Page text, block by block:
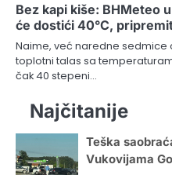
Bez kapi kiše: BHMeteo
će dostići 40°C,
Naime, već naredne sedmice
toplotni talas sa
čak 40 stepeni…
Najčitanije
Teška
Vukovijama